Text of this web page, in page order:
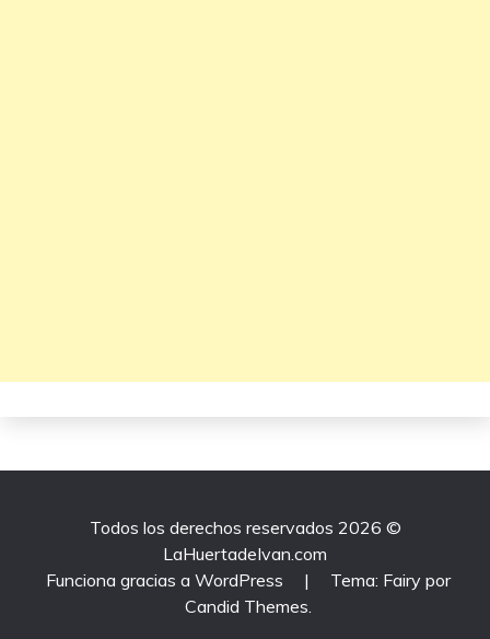
Todos los derechos reservados 2026 ©
LaHuertadeIvan.com
Funciona gracias a WordPress
|
Tema: Fairy por
Candid Themes.